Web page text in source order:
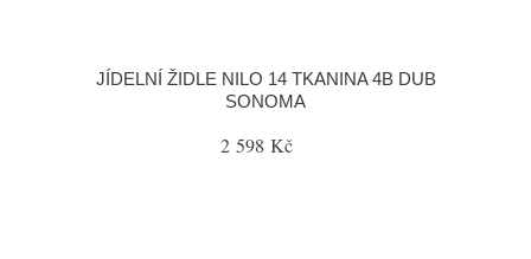
JÍDELNÍ ŽIDLE NILO 14 TKANINA 4B DUB
SONOMA
2 598 Kč